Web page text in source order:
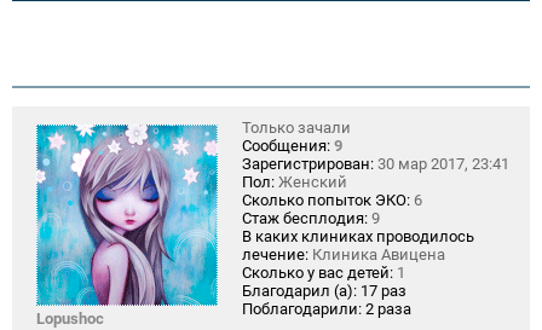
Lopushoc
Только зачали
Сообщения: 9
Зарегистрирован: 30 мар 2017, 23:41
Пол: Женский
Сколько попыток ЭКО: 6
Стаж бесплодия: 9
В каких клиниках проводилось
лечение: Клиника Авицена
Сколько у вас детей: 1
Благодарил (а): 17 раз
Поблагодарили: 2 раза